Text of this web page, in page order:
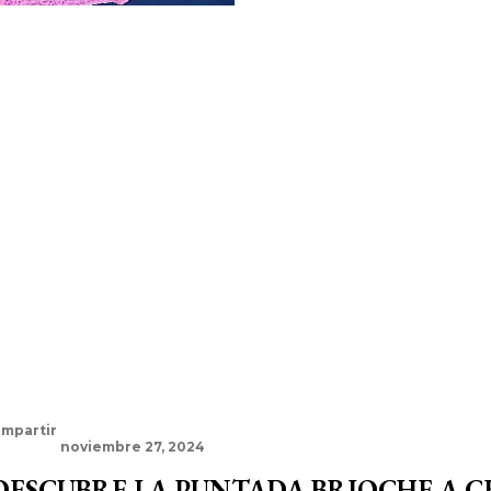
noviembre 27, 2024